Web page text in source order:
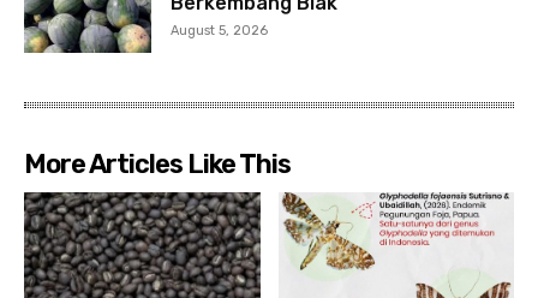
August 5, 2026
More Articles Like This